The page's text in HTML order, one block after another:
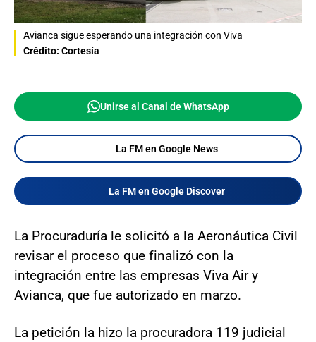
Avianca sigue esperando una integración con Viva
Crédito: Cortesía
Unirse al Canal de WhatsApp
La FM en Google News
La FM en Google Discover
La Procuraduría le solicitó a la Aeronáutica Civil
revisar el proceso que finalizó con la
integración entre las empresas Viva Air y
Avianca, que fue autorizado en marzo.
La petición la hizo la procuradora 119 judicial